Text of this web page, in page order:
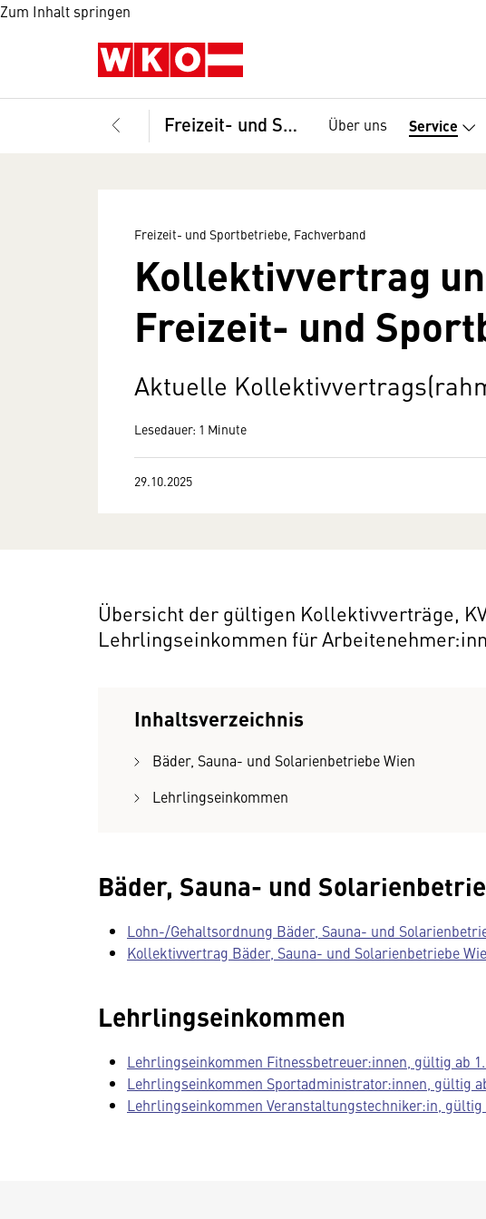
Zum Inhalt springen
Freizeit- und Sportbetriebe, Fachverband Über uns Service
Freizeit- und Sportbetriebe, Fachverband
Kollektivvertrag
Freizeit- und
Aktuelle
Lesedauer: 1 Minute
29.10.2025
Übersicht der gültigen Kollektivverträge,
Lehrlingseinkommen für
Inhaltsverzeichnis
Bäder, Sauna- und Solarienbetriebe Wien
Lehrlingseinkommen
Bäder, Sauna- und
Lohn-/Gehaltsordnung Bäder, Sauna- und
Kollektivvertrag Bäder, Sauna- und Solarienbetriebe
Lehrlingseinkommen
Lehrlingseinkommen Fitnessbetreuer:innen, gültig ab
Lehrlingseinkommen Sportadministrator:innen, gültig
Lehrlingseinkommen Veranstaltungstechniker:in, gültig